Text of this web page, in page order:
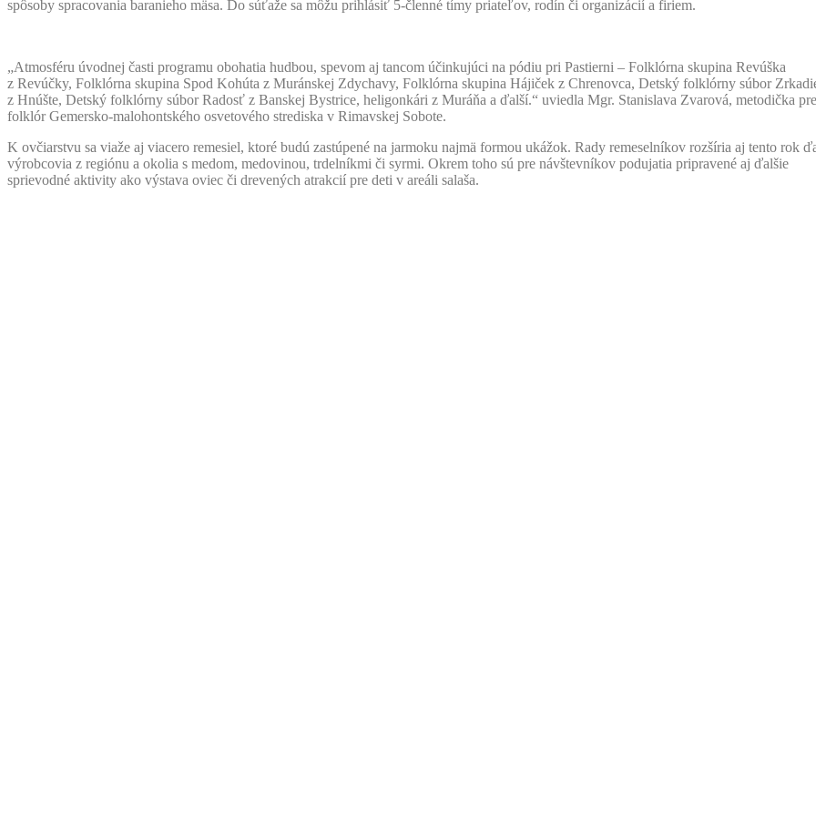
spôsoby spracovania baranieho mäsa. Do súťaže sa môžu prihlásiť 5-členné tímy priateľov, rodín či organizácií a firiem.
„Atmosféru úvodnej časti programu obohatia hudbou, spevom aj tancom účinkujúci na pódiu pri Pastierni – Folklórna skupina Revúška
z Revúčky, Folklórna skupina Spod Kohúta z Muránskej Zdychavy, Folklórna skupina Hájiček z Chrenovca, Detský folklórny súbor
z Hnúšte, Detský folklórny súbor Radosť z Banskej Bystrice, heligonkári z Muráňa a ďalší.“ uviedla Mgr. Stanislava Zvarová, metodička pre
folklór Gemersko-malohontského osvetového strediska v Rimavskej Sobote.
K ovčiarstvu sa viaže aj viacero remesiel, ktoré budú zastúpené na jarmoku najmä formou ukážok. Rady remeselníkov rozšíria aj tento rok
výrobcovia z regiónu a okolia s medom, medovinou, trdelníkmi či syrmi. Okrem toho sú pre návštevníkov podujatia pripravené aj ďalšie
sprievodné aktivity ako výstava oviec či drevených atrakcií pre deti v areáli salaša.